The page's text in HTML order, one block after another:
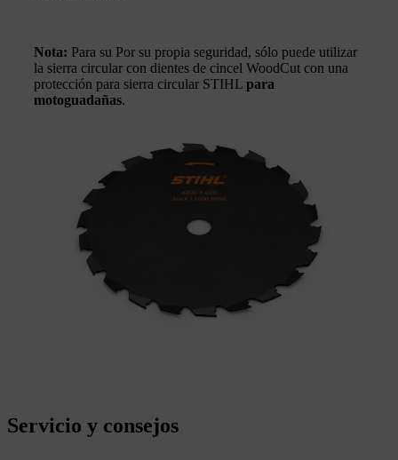
Nota: Para su Por su propia seguridad, sólo puede utilizar
la sierra circular con dientes de cincel WoodCut con una
protección para sierra circular STIHL para
motoguadañas.
Servicio y consejos